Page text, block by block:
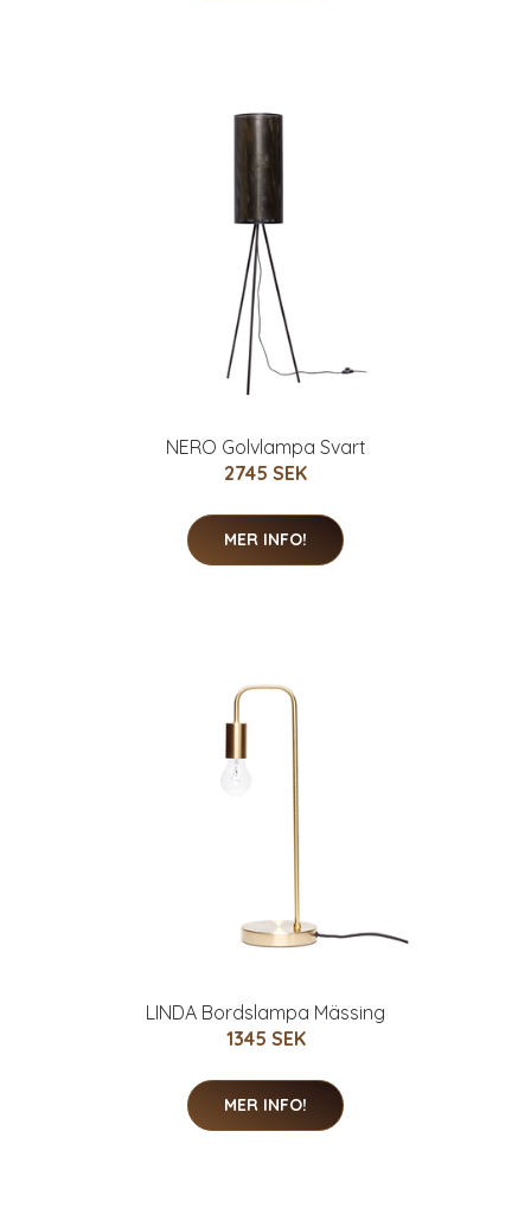
NERO Golvlampa Svart
2745 SEK
MER INFO!
LINDA Bordslampa Mässing
1345 SEK
MER INFO!